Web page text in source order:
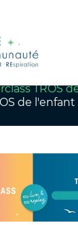
TROS
de l'enfant